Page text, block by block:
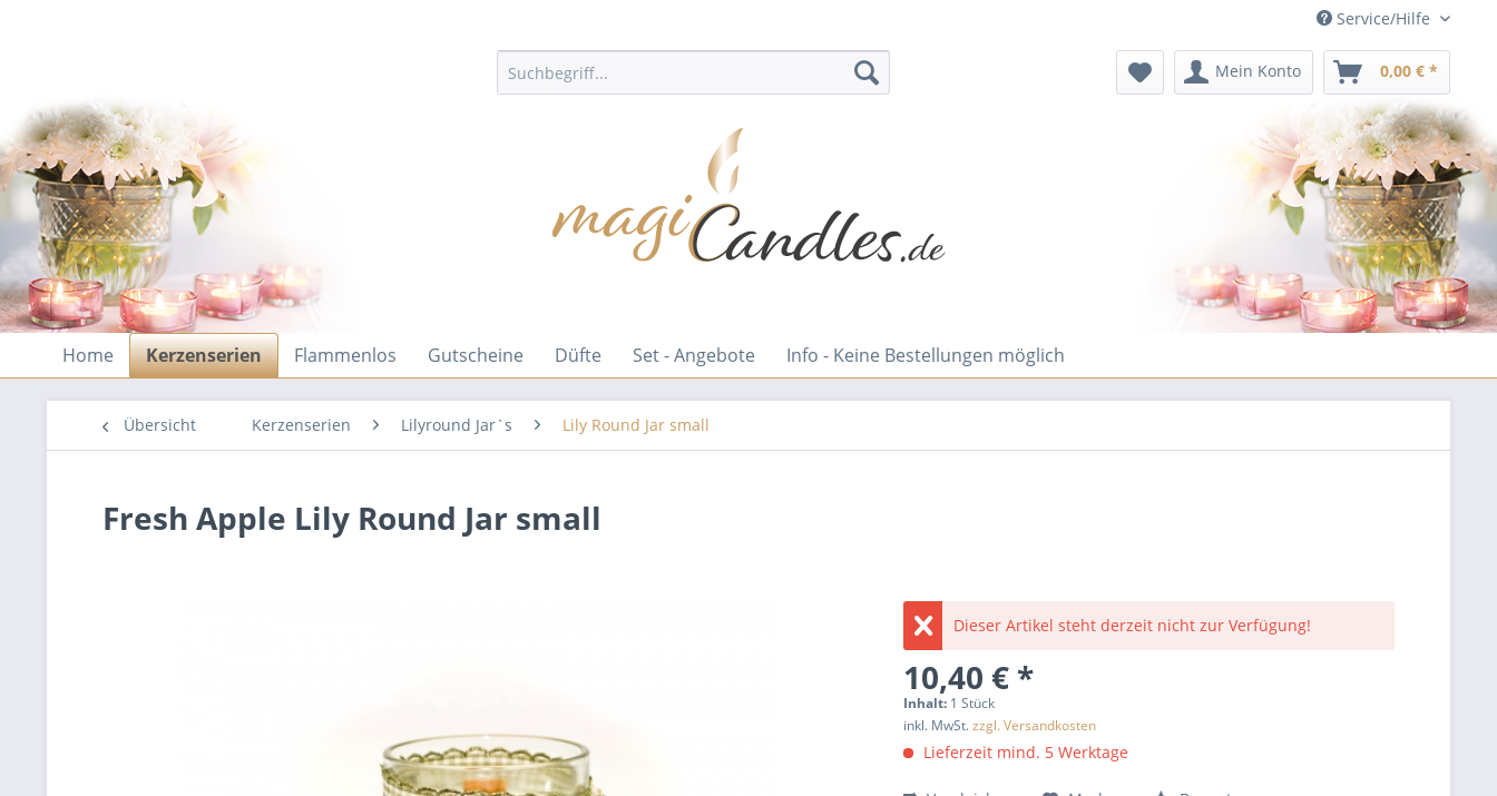
Service/Hilfe
Mein Konto 0,00 € *
Home Kerzenserien Flammenlos Gutscheine Düfte Set - Angebote Info - Keine Bestellungen möglich
Übersicht Kerzenserien Lilyround Jar`s Lily Round Jar small
Fresh Apple Lily Round Jar small
Dieser Artikel steht derzeit nicht zur Verfügung!
10,40 € *
Inhalt: 1 Stück
inkl. MwSt.zzgl. Versandkosten
Lieferzeit mind. 5 Werktage